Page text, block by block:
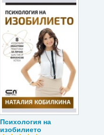
Психология на
изобилието